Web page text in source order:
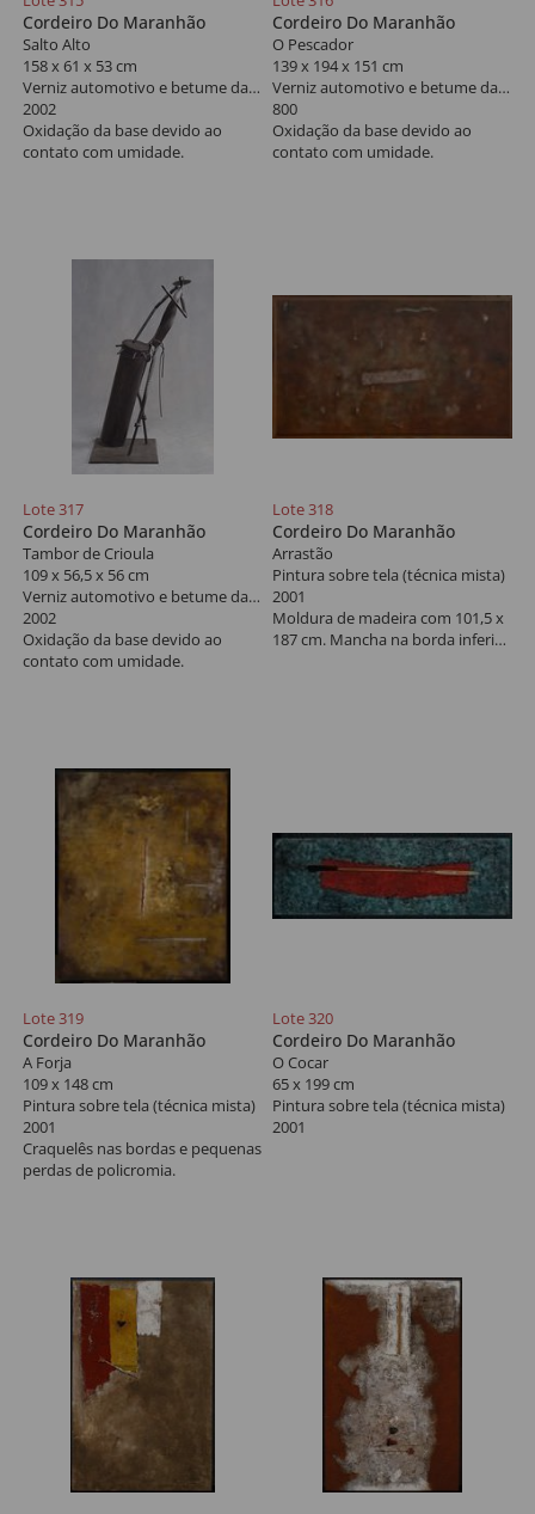
Cordeiro Do Maranhão
Salto Alto
158 x 61 x 53 cm
Verniz automotivo e betume da Judéia sobre chapa e cantoneira de ferro, vergalhão de ferro liso e vergalhão de aço frisado
2002
Oxidação da base devido ao
contato com umidade.
Cordeiro Do Maranhão
O Pescador
139 x 194 x 151 cm
Verniz automotivo e betume da Judéia sobre chapa e cantoneira de ferro, vergalhão de ferro liso e vergalhão de aço frisado
800
Oxidação da base devido ao
contato com umidade.
Lote 317
Cordeiro Do Maranhão
Tambor de Crioula
109 x 56,5 x 56 cm
Verniz automotivo e betume da Judéia sobre chapa e cantoneira de ferro, vergalhão de ferro liso e vergalhão de aço frisado
2002
Oxidação da base devido ao
contato com umidade.
Lote 318
Cordeiro Do Maranhão
Arrastão
Pintura sobre tela (técnica mista)
2001
Moldura de madeira com 101,5 x
187 cm. Mancha na borda inferior
Lote 319
Cordeiro Do Maranhão
A Forja
109 x 148 cm
Pintura sobre tela (técnica mista)
2001
Craquelês nas bordas e pequenas
perdas de policromia.
Lote 320
Cordeiro Do Maranhão
O Cocar
65 x 199 cm
Pintura sobre tela (técnica mista)
2001